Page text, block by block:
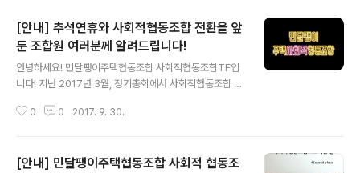
[안내] 추석연휴와 사회적협동조합 전환을 앞
둔 조합원 여러분께 알려드립니다!
안녕하세요! 민달팽이주택협동조합 사회적협동조합TF입
니다! 지난 2017년 3월, 정기총회에서 사회적협동조합 전
안 저희 사회적협동조합TF는 조합원 간담회(3회), 비영리
0일(토) 이사회를 통해 사회적협동조합 전환을 위한 임시
0 0 2017. 9. 30.
[안내] 민달팽이주택협동조합 사회적 협동조